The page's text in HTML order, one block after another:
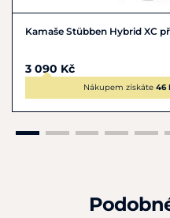
Kamaše Stübben Hybrid XC
3 090 Kč
Nákupem získáte46